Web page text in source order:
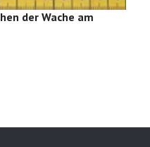
der Wache am